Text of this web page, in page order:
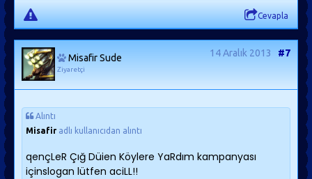
Cevapla
Misafir Sude
Ziyaretçi
14 Aralık 2013 #7
Alıntı
Misafir adlı kullanıcıdan alıntı
qençLeR Çığ Düien Köylere YaRdım kampanyası
içinslogan lütfen aciLL!!